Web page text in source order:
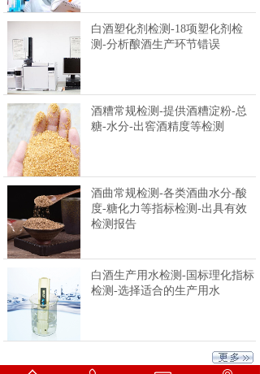
白酒塑化剂检测-18项塑化剂检
测-分析酿酒生产环节错误
酒糟常规检测-提供酒糟淀粉-总
糖-水分-出窖酒精度等检测
酒曲常规检测-各类酒曲水分-酸
度-糖化力等指标检测-出具有效
检测报告
白酒生产用水检测-国标理化指标
检测-选择适合的生产用水